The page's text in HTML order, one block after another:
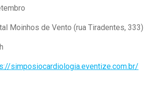
Moinhos de Vento (rua Tiradentes, 333)
simposiocardiologia.eventize.com.br/